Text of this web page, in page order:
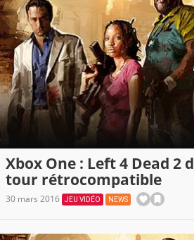
Xbox One : Left 4 Dead 2
tour rétrocompatible
30 mars 2016 JEU VIDÉO NEWS